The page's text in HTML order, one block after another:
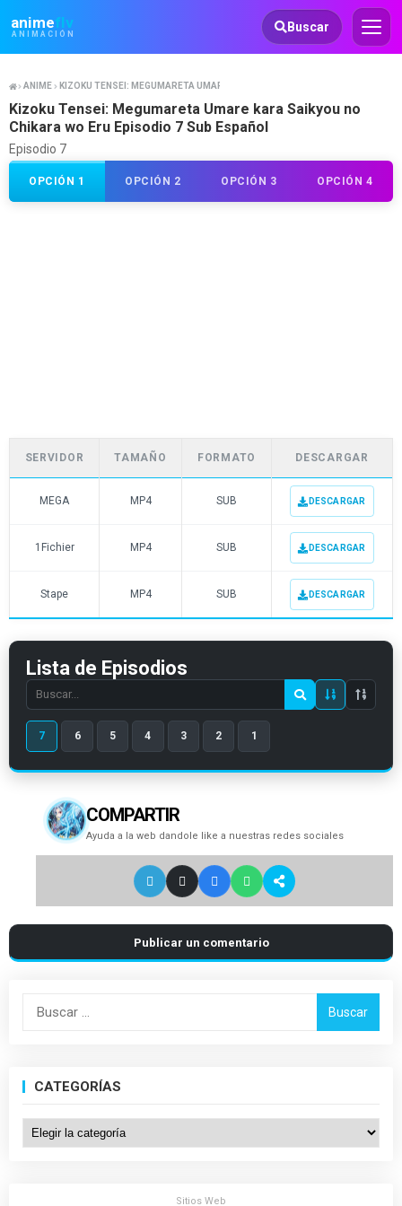
animeflv
ANIMACIÓN
Animeflv Buscar
ANIME KIZOKU TENSEI: MEGUMARETA UMARE KARA SAIKYOU NO CHIKARA WO ERU
Kizoku Tensei: Megumareta Umare kara Saikyou no
Chikara wo Eru Episodio 7 Sub Español
Episodio 7
OPCIÓN 1 OPCIÓN 2 OPCIÓN 3 OPCIÓN 4
SERVIDOR TAMAÑO FORMATO DESCARGAR
MEGA MP4 SUB DESCARGAR
1Fichier MP4 SUB DESCARGAR
Stape MP4 SUB DESCARGAR
Lista de Episodios
Search
episode
number
7 6 5 4 3 2 1
COMPARTIR
Ayuda a la web dandole like a nuestras redes sociales
Publicar un comentario
Buscar:
CATEGORÍAS
Categorías
Sitios Web